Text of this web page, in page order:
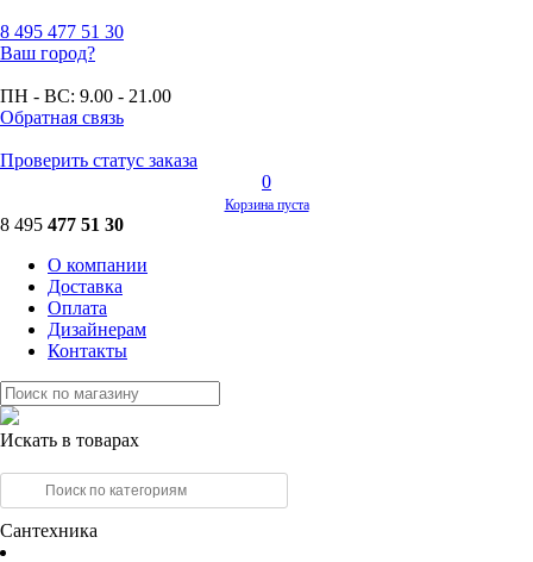
8 495 477 51 30
Ваш город?
ПН - ВС: 9.00 - 21.00
Обратная связь
Проверить статус заказа
0
Корзина пуста
8 495 477 51 30
О компании
Доставка
Оплата
Дизайнерам
Контакты
Искать в товарах
Сантехника